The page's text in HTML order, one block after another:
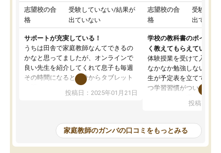
志望校の合
格
受験していない/結果が
出ていない
サポートが充実している！
うちは田舎で家庭教師なんてできるの
かなと思ってましたが、オンラインで
良い先生を紹介してくれて息子も毎週
その時間になると自分からタブレット
を開いてzoomを繋げるようになりまし
た！5科目なんでもOKなのもとても気
めて1年ほどだった今では平均点以上の
科目が増えてきました！あと1年受験ま
であるので無料の週末教室を使用しな
投稿日：2025年01月21日
志望校の合
格
受験して
出ていな
学校の教科書のポイント
く教えてもらえている
体験授業を受けて入塾し
なかなか勉強しない息子
生が予定表を立ててくれ
つ学習習慣がついてきま
指導が無い日も予定表
問できるのでとても助か
投稿日：
家庭教師のガンバの口コミをもっとみる